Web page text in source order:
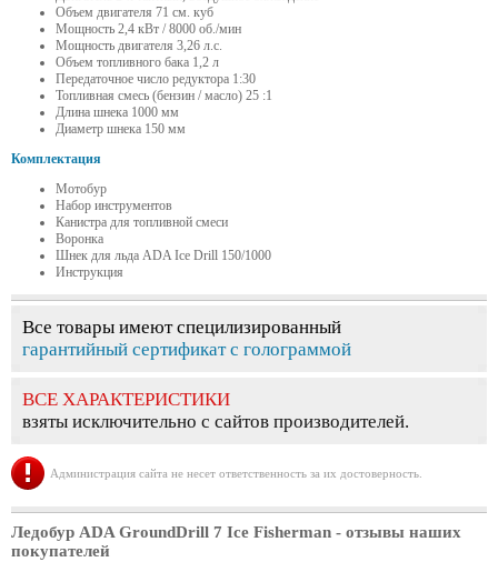
Объем двигателя 71 см. куб
Мощность 2,4 кВт / 8000 об./мин
Мощность двигателя 3,26 л.с.
Объем топливного бака 1,2 л
Передаточное число редуктора 1:30
Топливная смесь (бензин / масло) 25 :1
Длина шнека 1000 мм
Диаметр шнека 150 мм
Комплектация
Мотобур
Набор инструментов
Канистра для топливной смеси
Воронка
Шнек для льда ADA Ice Drill 150/1000
Инструкция
Все товары имеют специлизированный
гарантийный сертификат с голограммой
ВСЕ ХАРАКТЕРИСТИКИ
взяты исключительно с сайтов производителей.
Администрация сайта не несет ответственность за их достоверность.
Ледобур ADA GroundDrill 7 Ice Fisherman - отзывы наших
покупателей